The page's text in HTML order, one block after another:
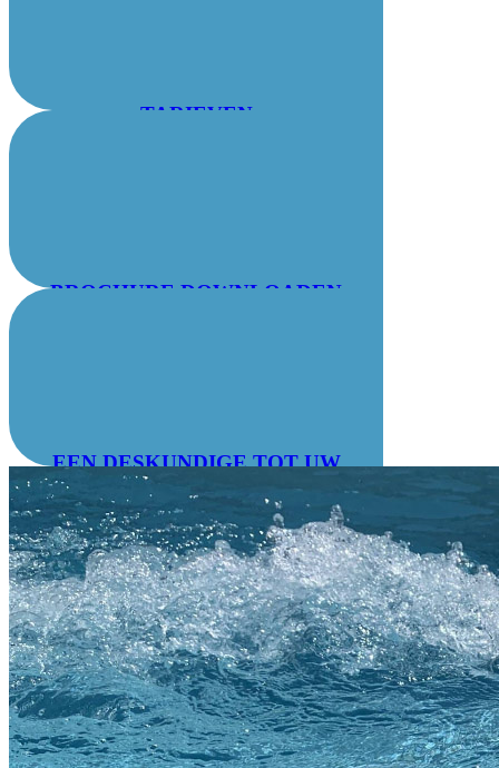
TARIEVEN
BROCHURE DOWNLOADEN
EEN DESKUNDIGE TOT UW
DIENST : 04 78 55 83 28